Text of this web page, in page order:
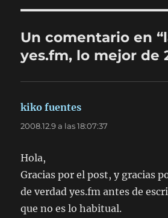
Un comentario en
yes.fm, lo mejor de
kiko fuentes
2008.12.9 a las 18:07:37
Hola,
Gracias por el post, y gracias
de verdad yes.fm antes de
que no es lo habitual.